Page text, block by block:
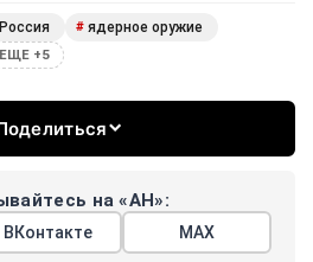
Россия # ядерное оружие
ЕЩЕ +5
на «АН»:
ВКонтакте МАХ